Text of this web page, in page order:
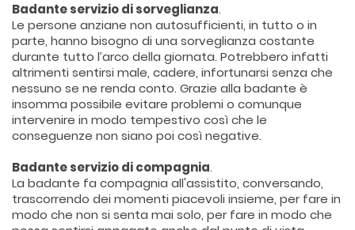
Badante servizio di sorveglianza.
Le persone anziane non autosufficienti, in tutto o in
parte, hanno bisogno di una sorveglianza costante
durante tutto l’arco della giornata. Potrebbero infatti
altrimenti sentirsi male, cadere, infortunarsi senza che
nessuno se ne renda conto. Grazie alla badante è
insomma possibile evitare problemi o comunque
intervenire in modo tempestivo così che le
conseguenze non siano poi così negative.
Badante servizio di compagnia.
La badante fa compagnia all'assistito, conversando,
trascorrendo dei momenti piacevoli insieme, per fare in
modo che non si senta mai solo, per fare in modo che